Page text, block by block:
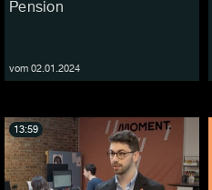
Pension
vom 02.01.2024
13:59